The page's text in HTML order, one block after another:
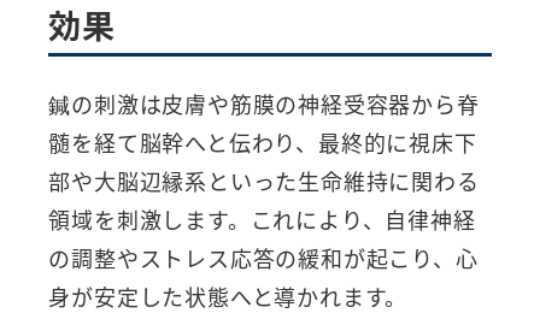
効果
鍼の刺激は皮膚や筋膜の神経受容器から脊
髄を経て脳幹へと伝わり、最終的に視床下
部や大脳辺縁系といった生命維持に関わる
領域を刺激します。これにより、自律神経
の調整やストレス応答の緩和が起こり、心
身が安定した状態へと導かれます。